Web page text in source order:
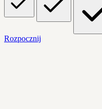
Rozpocznij